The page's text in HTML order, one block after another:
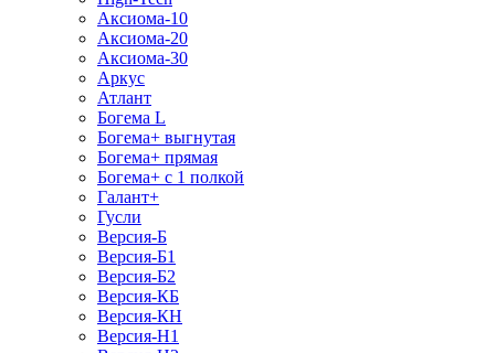
Аксиома-10
Аксиома-20
Аксиома-30
Аркус
Атлант
Богема L
Богема+ выгнутая
Богема+ прямая
Богема+ с 1 полкой
Галант+
Гусли
Версия-Б
Версия-Б1
Версия-Б2
Версия-КБ
Версия-КН
Версия-Н1